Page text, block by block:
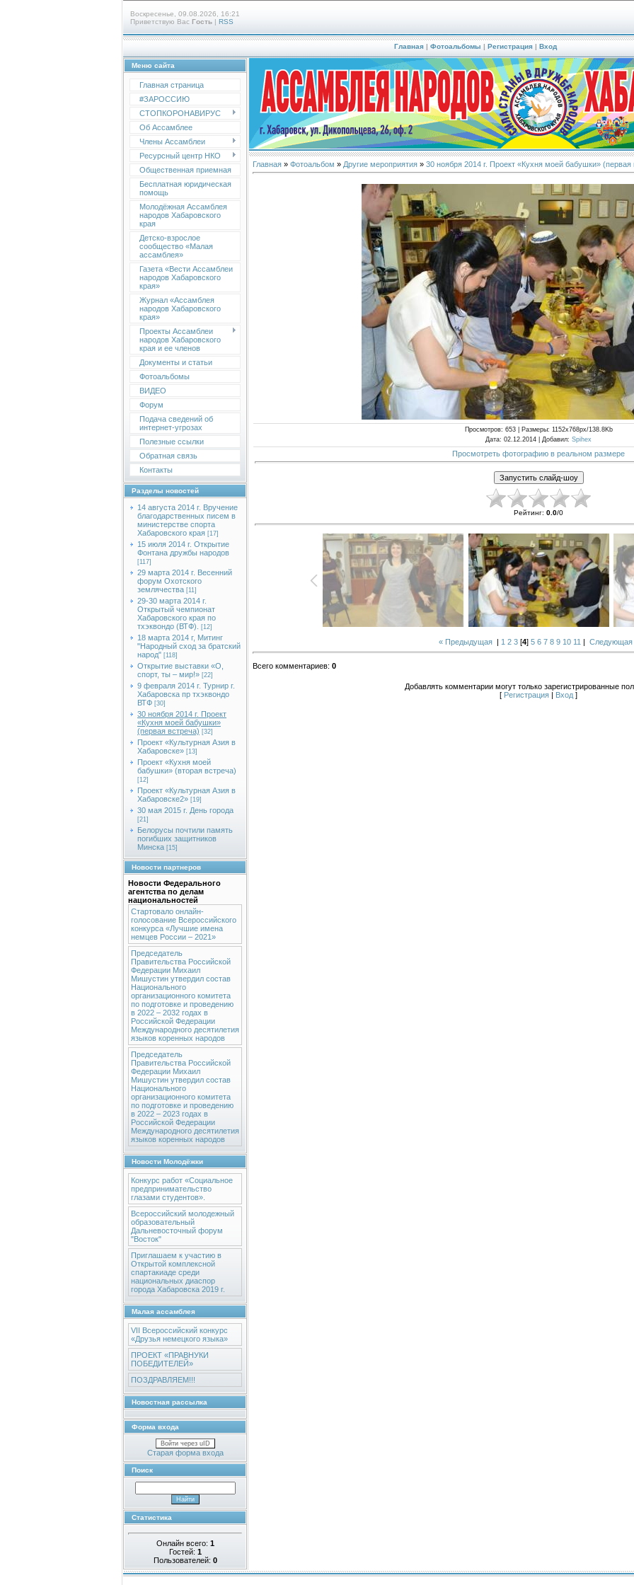
Воскресенье, 09.08.2026, 16:21
Приветствую Вас Гость | RSS
Главная | Фотоальбомы | Регистрация | Вход
Меню сайта
Главная страница
#ЗАРОССИЮ
СТОПКОРОНАВИРУС
Об Ассамблее
Члены Ассамблеи
Ресурсный центр НКО
Общественная приемная
Бесплатная юридическая
помощь
Молодёжная Ассамблея
народов Хабаровского
края
Детско-взрослое
сообщество «Малая
ассамблея»
Газета «Вести Ассамблеи
народов Хабаровского
края»
Журнал «Ассамблея
народов Хабаровского
края»
Проекты Ассамблеи
народов Хабаровского
края и ее членов
Документы и статьи
Фотоальбомы
ВИДЕО
Форум
Подача сведений об
интернет-угрозах
Полезные ссылки
Обратная связь
Контакты
Разделы новостей
14 августа 2014 г. Вручение
благодарственных писем в
министерстве спорта
Хабаровского края [17]
15 июля 2014 г. Открытие
Фонтана дружбы народов
[117]
29 марта 2014 г. Весенний
форум Охотского
землячества [11]
29-30 марта 2014 г.
Открытый чемпионат
Хабаровского края по
тхэквондо (ВТФ).
[12]
18 марта 2014 г, Митинг
"Народный сход за братский
народ" [118]
Открытие выставки «О,
спорт, ты – мир!» [22]
9 февраля 2014 г. Турнир г.
Хабаровска пр тхэквондо
ВТФ [30]
30 ноября 2014 г. Проект
«Кухня моей бабушки»
(первая встреча) [32]
Проект «Культурная Азия в
Хабаровске» [13]
Проект «Кухня моей
бабушки» (вторая встреча)
[12]
Проект «Культурная Азия в
Хабаровске2» [19]
30 мая 2015 г. День города
[21]
Белорусы почтили память
погибших защитников
Минска [15]
Новости партнеров
Новости Федерального
агентства по делам
национальностей
Стартовало онлайн-
голосование Всероссийского
конкурса «Лучшие имена
немцев России – 2021»
Председатель
Правительства Российской
Федерации Михаил
Мишустин утвердил состав
Национального
организационного комитета
по подготовке и проведению
в 2022 – 2032 годах в
Российской Федерации
Международного десятилетия
языков коренных народов
Председатель
Правительства Российской
Федерации Михаил
Мишустин утвердил состав
Национального
организационного комитета
по подготовке и проведению
в 2022 – 2023 годах в
Российской Федерации
Международного десятилетия
языков коренных народов
Новости Молодёжки
Конкурс работ «Социальное
предпринимательство
глазами студентов».
Всероссийский молодежный
образовательный
Дальневосточный форум
"Восток"
Приглашаем к участию в
Открытой комплексной
спартакиаде среди
национальных диаспор
города Хабаровска 2019 г.
Малая ассамблея
VII Всероссийский конкурс
«Друзья немецкого языка»
ПРОЕКТ «ПРАВНУКИ
ПОБЕДИТЕЛЕЙ»
ПОЗДРАВЛЯЕМ!!!
Новостная рассылка
Форма входа
Войти через uID
Старая форма входа
Поиск
Статистика
Онлайн всего: 1
Гостей: 1
Пользователей: 0
Главная » Фотоальбом » Другие мероприятия » 30 ноября 2014 г. Проект «Кухня моей бабушки» (первая
Просмотров: 653 | Размеры: 1152x768px/138.8Kb
Дата: 02.12.2014 | Добавил: Spihex
Просмотреть фотографию в реальном размере
Рейтинг: 0.0/0
« Предыдущая| 1 2 3[4] 5 6 7 8 9 10 11 | Следующая
Всего комментариев: 0
Добавлять комментарии могут только зарегистрированные
[ Регистрация Вход ]